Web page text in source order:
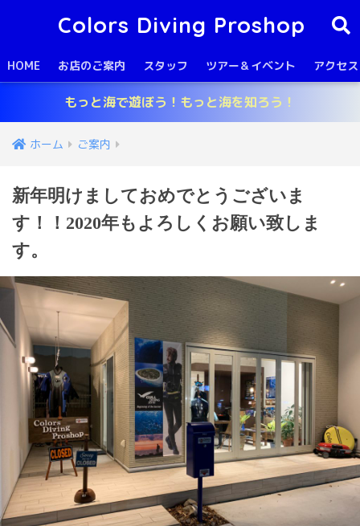
Colors Diving Proshop
HOME お店のご案内 スタッフ ツアー＆イベント アクセス
もっと海で遊ぼう！もっと海を知ろう！
ホーム ご案内
新年明けましておめでとうございま
す！！2020年もよろしくお願い致しま
す。